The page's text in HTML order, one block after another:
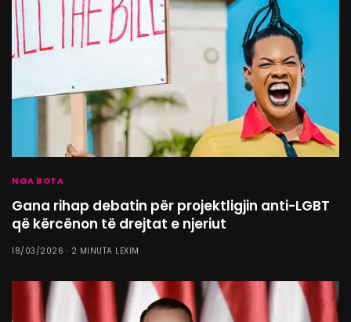
NGA BOTA
Gana rihap debatin për projektligjin anti-LGBT
që kërcënon të drejtat e njeriut
18/03/2026 2 MINUTA LEXIM